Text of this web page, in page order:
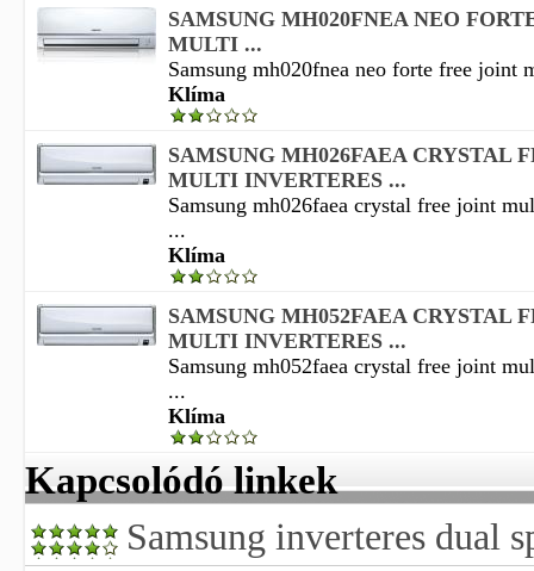
SAMSUNG MH020FNEA NEO
MULTI ...
Samsung mh020fnea neo forte free joint
Klíma
SAMSUNG MH026FAEA CRYSTAL
MULTI INVERTERES ...
Samsung mh026faea crystal free joint
...
Klíma
SAMSUNG MH052FAEA CRYSTAL
MULTI INVERTERES ...
Samsung mh052faea crystal free joint
...
Klíma
Kapcsolódó linkek
Samsung inverteres dual